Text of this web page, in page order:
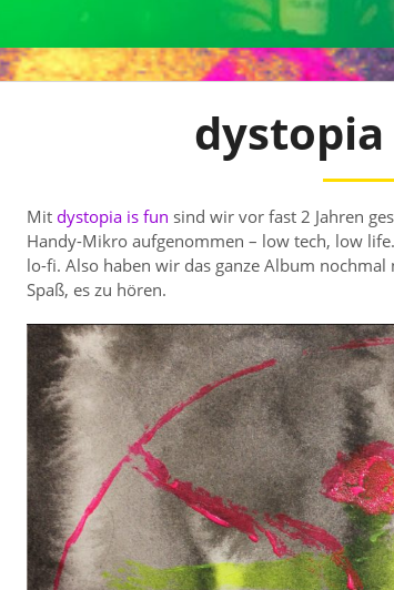
dystopia
Mit dystopia is fun sind wir vor fast 2 Jahren
Handy-Mikro aufgenommen – low tech, low
lo-fi. Also haben wir das ganze Album
Spaß, es zu hören.